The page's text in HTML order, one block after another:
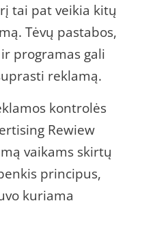
tai pat veikia kitų
Tėvų pastabos,
programas gali
reklamą.
kontrolės
Rewiew
vaikams skirtų
principus,
kuriama